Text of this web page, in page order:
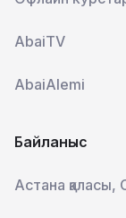
AbaiTV
AbaiAlemi
Байланыс
Астана қаласы,